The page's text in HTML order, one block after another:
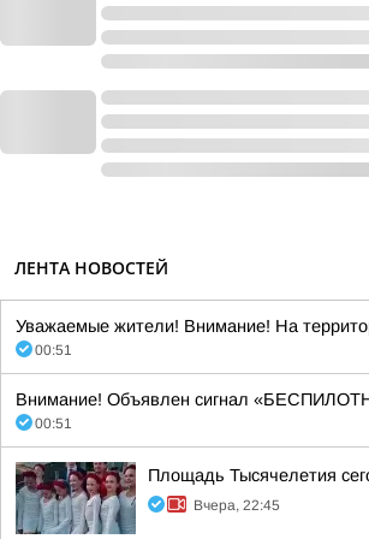
ЛЕНТА НОВОСТЕЙ
Уважаемые жители! Внимание! На
00:51
Внимание! Объявлен сигнал
00:51
Площадь Тысячелетия
Вчера, 22:45